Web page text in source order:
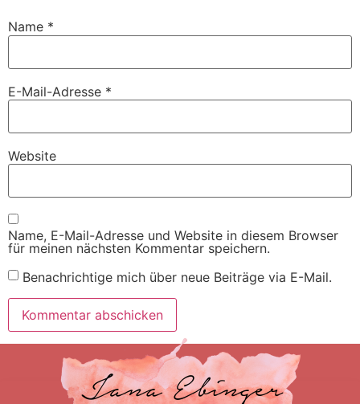
Name *
E-Mail-Adresse *
Website
Name, E-Mail-Adresse und Website in diesem Browser
für meinen nächsten Kommentar speichern.
Benachrichtige mich über neue Beiträge via E-Mail.